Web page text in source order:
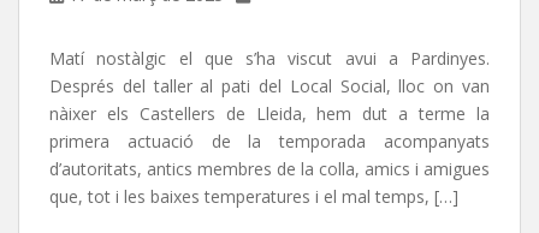
Matí nostàlgic el que s’ha viscut avui a Pardinyes.
Després del taller al pati del Local Social, lloc on van
nàixer els Castellers de Lleida, hem dut a terme la
primera actuació de la temporada acompanyats
d’autoritats, antics membres de la colla, amics i amigues
que, tot i les baixes temperatures i el mal temps, […]